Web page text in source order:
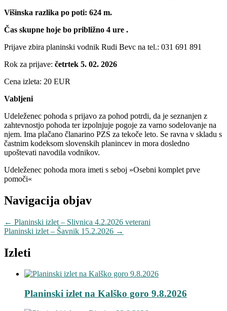
Višinska razlika po poti: 624 m.
Čas skupne hoje bo približno 4 ure .
Prijave zbira planinski vodnik Rudi Bevc na tel.: 031 691 891
Rok za prijave: četrtek 5. 02. 2026
Cena izleta: 20 EUR
Vabljeni
Udeleženec pohoda s prijavo za pohod potrdi, da je seznanjen z
zahtevnostjo pohoda ter izpolnjuje pogoje za varno sodelovanje na
njem. Ima plačano članarino PZS za tekoče leto. Se ravna v skladu s
častnim kodeksom slovenskih planincev in mora dosledno
upoštevati navodila vodnikov.
Udeleženec pohoda mora imeti s seboj »Osebni komplet prve
pomoči«
Navigacija objav
← Planinski izlet – Slivnica 4.2.2026 veterani
Planinski izlet – Šavnik 15.2.2026 →
Izleti
Planinski izlet na Kalško goro 9.8.2026